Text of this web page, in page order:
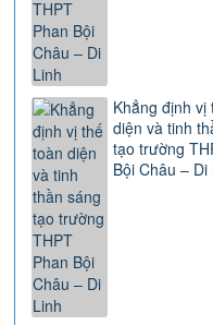
Khẳng định vị
diện và tinh
tạo trường
Bội Châu – Di